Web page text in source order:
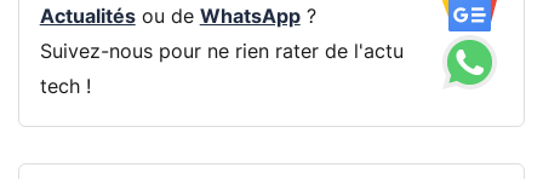
Actualitésou de WhatsApp?
Suivez-nous pour ne rien rater de l'actu
tech !